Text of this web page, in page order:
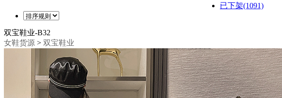
已下架(1091)
双宝鞋业-B32
女鞋货源 > 双宝鞋业